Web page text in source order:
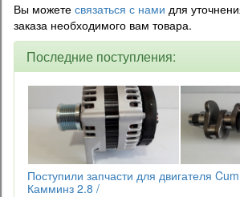
Вы можете связаться с нами для
заказа необходимого вам товара.
Последние поступления:
Поступили запчасти для двигателя
Камминз 2.8 /